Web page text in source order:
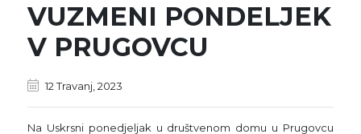
VUZMENI PONDELJEK
V PRUGOVCU
12 Travanj, 2023
Na Uskrsni ponedjeljak u društvenom domu u Prugovcu